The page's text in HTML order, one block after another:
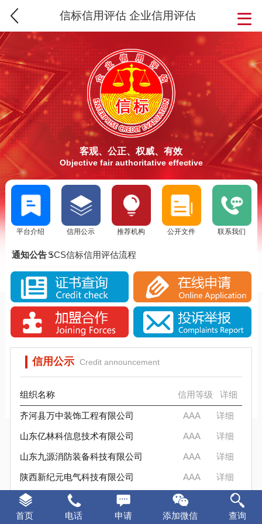
首页 电话 申请 添加微信 查询
信标信用评估 企业信用评估
客观、公正、权威、有效
Objective fair authoritative effective
平台介绍 信用公示 推荐机构 公开文件 联系我们
通知公告：
SCS信用评估介绍
SCS信标信用评估流程
SCS信标信用评估背景分析
SCS信用评估是否被消费者认可？
信标信用评估要求
SCS信标信用评估流程
实施SCS诚信评估的意义
SCS信标信用评估背景分析
SCS信用评估是否被消费者认可？
信用公示 Credit announcement
组织名称 信用等级 详细
齐河县万中装饰工程有限公司 AAA 详细
山东亿林科信息技术有限公司 AAA 详细
山东九源消防装备科技有限公司 AAA 详细
陕西新纪元电气科技有限公司 AAA 详细
东升军创智能装备（山东）有限公司 AAA 详细